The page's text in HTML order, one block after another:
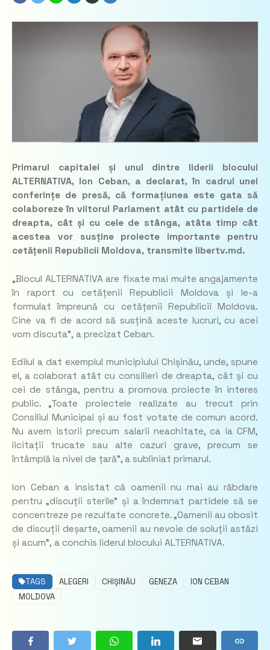
Primarul capitalei și unul dintre liderii blocului
ALTERNATIVA, Ion Ceban, a declarat, în cadrul unei
conferințe de presă, că formațiunea este gata să
colaboreze în viitorul Parlament atât cu partidele de
dreapta, cât și cu cele de stânga, atâta timp cât
acestea vor susține proiecte importante pentru
cetățenii Republicii Moldova, transmite libertv.md.
„Blocul ALTERNATIVA are fixate mai multe angajamente
în raport cu cetățenii Republicii Moldova și le-a
formulat împreună cu cetățenii Republicii Moldova.
Cine va fi de acord să susțină aceste lucruri, cu acei
vom discuta”, a precizat Ceban.
Edilul a dat exemplul municipiului Chișinău, unde, spune
el, a colaborat atât cu consilieri de dreapta, cât și cu
cei de stânga, pentru a promova proiecte în interes
public. „Toate proiectele realizate au trecut prin
Consiliul Municipal și au fost votate de comun acord.
Nu avem istorii precum salarii neachitate, ca la CFM,
licitații trucate sau alte cazuri grave, precum se
întâmplă la nivel de țară”, a subliniat primarul.
Ion Ceban a insistat că oamenii nu mai au răbdare
pentru „discuții sterile” și a îndemnat partidele să se
concentreze pe rezultate concrete. „Oamenii au obosit
de discuții deșarte, oamenii au nevoie de soluții astăzi
și acum”, a conchis liderul blocului ALTERNATIVA.
TAGS ALEGERI CHIȘINĂU GENEZA
ION CEBAN
MOLDOVA